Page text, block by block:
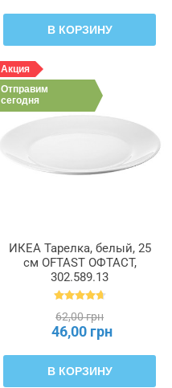
В КОРЗИНУ
Акция
Отправим
сегодня
ИКЕА Тарелка, белый, 25
см OFTAST ОФТАСТ,
302.589.13
62,00 грн
46,00 грн
В КОРЗИНУ